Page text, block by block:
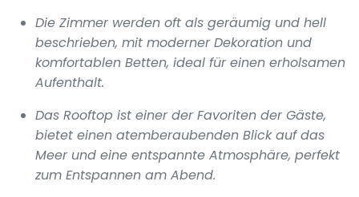
Die Zimmer werden oft als geräumig und hell
beschrieben, mit moderner Dekoration und
komfortablen Betten, ideal für einen erholsamen
Aufenthalt.
Das Rooftop ist einer der Favoriten der Gäste,
bietet einen atemberaubenden Blick auf das
Meer und eine entspannte Atmosphäre, perfekt
zum Entspannen am Abend.